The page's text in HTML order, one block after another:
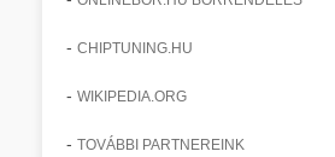
- CHIPTUNING.HU
- WIKIPEDIA.ORG
- TOVÁBBI PARTNEREINK